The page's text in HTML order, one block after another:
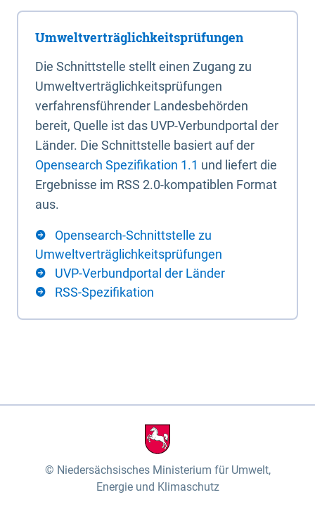
Umweltverträglichkeitsprüfungen
Die Schnittstelle stellt einen Zugang zu
Umweltverträglichkeitsprüfungen
verfahrensführender Landesbehörden
bereit, Quelle ist das UVP-Verbundportal der
Länder. Die Schnittstelle basiert auf der
Opensearch Spezifikation 1.1 und liefert die
Ergebnisse im RSS 2.0-kompatiblen Format
aus.
Opensearch-Schnittstelle zu
Umweltverträglichkeitsprüfungen
UVP-Verbundportal der Länder
RSS-Spezifikation
Niedersächsisches Ministerium für Umwelt,
Energie und Klimaschutz